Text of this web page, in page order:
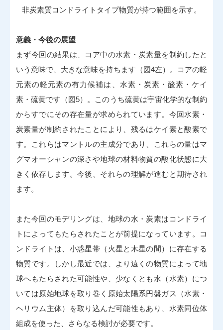
非炭素質コンドライトタイプ物質が持つ範囲を示す。
意義・今後の展望
まず今回の結果は、コア中の水素・炭素量を制約したと
いう意味で、大きな意味を持ちます（図4左）。コアの軽
元素の軽元素の有力候補は、水素・炭素・酸素・ケイ
素・硫黄です（図5）。このうち硫黄は宇宙化学的な制約
からすでにその存在量が求められています。今回水素・
炭素量が制約されたことにより、残るはケイ素と酸素で
す。これらはマントルの主成分であり、これらの量はマ
グマオーシャンの深さや地球の材料物質の酸化状態に大
きく依存します。今後、それらの理解が進むと期待され
ます。
また今回のモデリングは、地球の水・炭素はコンドライ
トによってもたらされたことが前提になっています。コ
ンドライトは、小惑星帯（火星と木星の間）に存在する
物質です。しかし最近では、より遠くの物質によって地
球へもたらされた可能性や、少なくとも水（水素）につ
いては原始地球を取り巻く原始太陽系円盤ガス（水素・
ヘリウム主体）を取り込んだ可能性もあり、水素同位体
組成を使った、さらなる検討が必要です。